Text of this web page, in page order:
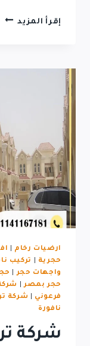
إقرأ المزيد
ارضيات رخام
حجرية
تركيب
واجهات حجر|
حجر بمصر|
فرعوني
شركة
نافورة
شركة